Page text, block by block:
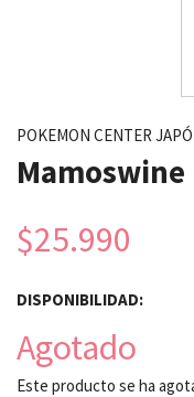
POKEMON CENTER
$25.990
DISPONIBILIDAD:
Agotado
Este producto se ha